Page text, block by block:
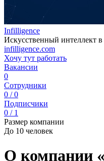
Infilligence
Искусственный интеллект
infilligence.com
Хочу тут работать
Вакансии
0
Сотрудники
0 / 0
Подписчики
0 / 1
Размер компании
До 10 человек
О компании